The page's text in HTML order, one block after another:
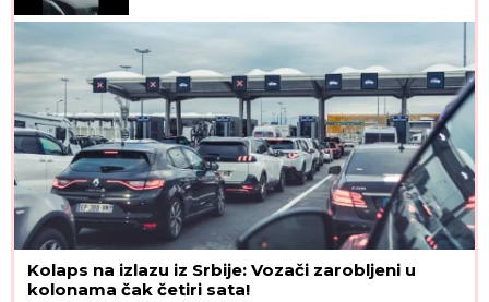
Kolaps na izlazu iz Srbije: Vozači zarobljeni u
kolonama čak četiri sata!